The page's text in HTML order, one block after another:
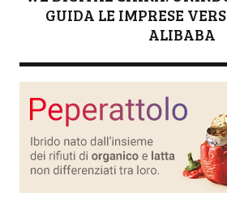
GUIDA LE IMPRESE
ALIBABA